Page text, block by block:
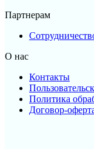
Партнерам
О нас
Контакты
Политика
Договор-